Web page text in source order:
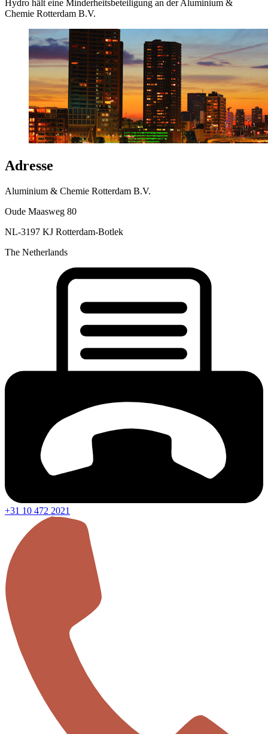
Hydro hält eine Minderheitsbeteiligung an der Aluminium &
Chemie Rotterdam B.V.
Adresse
Aluminium & Chemie Rotterdam B.V.
Oude Maasweg 80
NL-3197 KJ Rotterdam-Botlek
The Netherlands
+31 10 472 2021